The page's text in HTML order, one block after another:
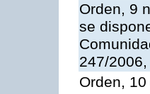
Orden, 9
se
247/
Orden,